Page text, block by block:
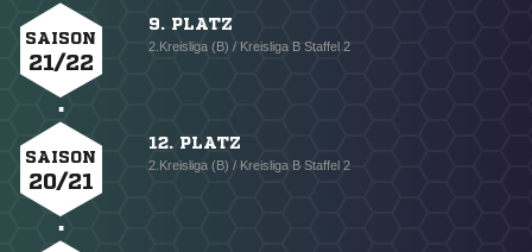
SAISON
21/22
9. PLATZ
2.Kreisliga (B) / Kreisliga B Staffel 2
SAISON
20/21
12. PLATZ
2.Kreisliga (B) / Kreisliga B Staffel 2